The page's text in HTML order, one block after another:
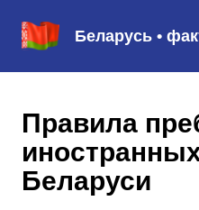
Беларусь •
Правила
Беларуси